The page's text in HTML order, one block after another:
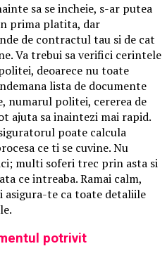
sa se incheie, s-ar putea
prima platita, dar
de contractul tau si de cat
Va trebui sa verifici cerintele
deoarece nu toate
lista de documente
numarul politei, cererea de
ajuta sa inaintezi mai rapid.
poate calcula
ce ti se cuvine. Nu
multi soferi trec prin asta si
ce intreaba. Ramai calm,
asigura-te ca toate detaliile
potrivit